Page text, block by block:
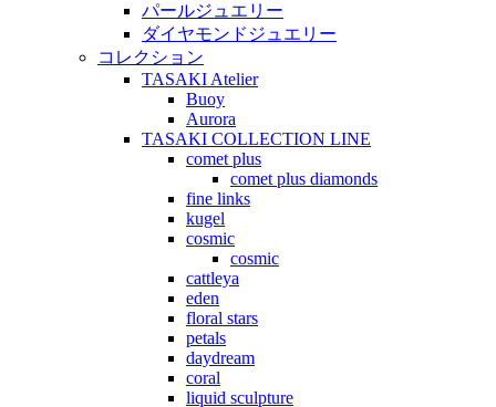
パールジュエリー
ダイヤモンドジュエリー
コレクション
TASAKI Atelier
Buoy
Aurora
TASAKI COLLECTION LINE
comet plus
comet plus diamonds
fine links
kugel
cosmic
cosmic
cattleya
eden
floral stars
petals
daydream
coral
liquid sculpture